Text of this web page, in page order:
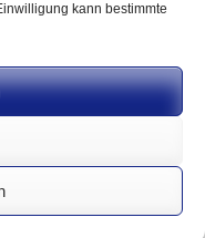
kann bestimmte